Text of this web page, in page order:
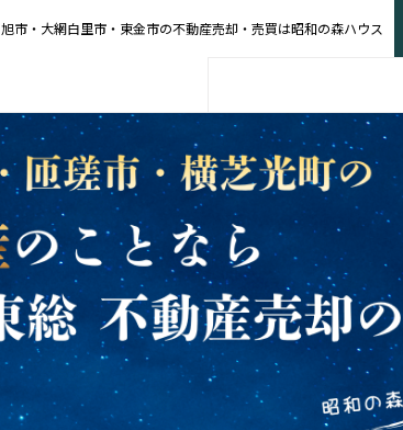
昭和の森ハウスの
家
モデルハウス 厳選プラン
会社概要 店舗案内 スタ
旭市・大網白里市・東金市の不動産売却・売買は昭和の森ハウス